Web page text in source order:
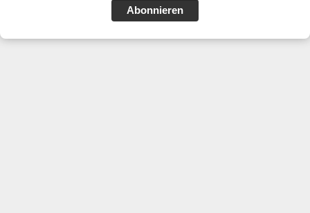
Abonnieren